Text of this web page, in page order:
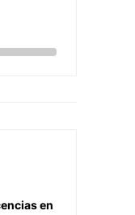
en